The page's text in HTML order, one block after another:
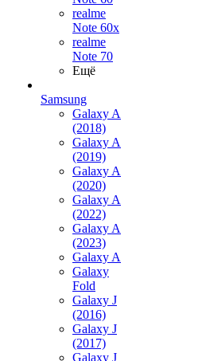
realme
Note 60x
realme
Note 70
Ещё
Samsung
Galaxy A
(2018)
Galaxy A
(2019)
Galaxy A
(2020)
Galaxy A
(2022)
Galaxy A
(2023)
Galaxy A
Galaxy
Fold
Galaxy J
(2016)
Galaxy J
(2017)
Galaxy J